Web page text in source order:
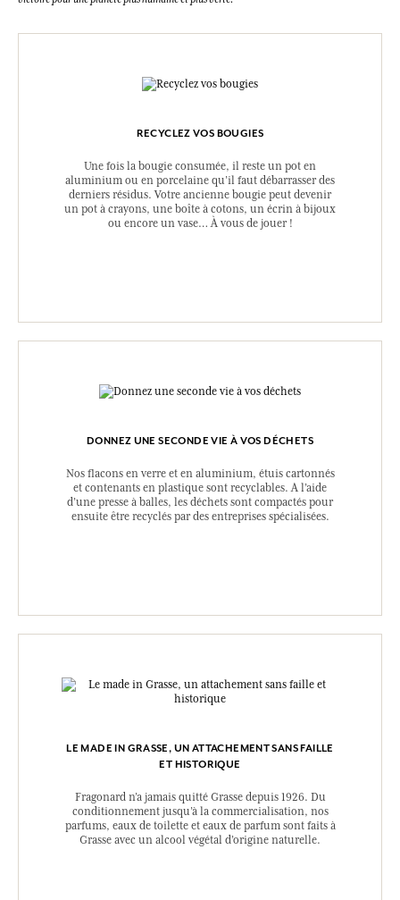
RECYCLEZ VOS BOUGIES
Une fois la bougie consumée, il reste un pot en
aluminium ou en porcelaine qu’il faut débarrasser des
derniers résidus. Votre ancienne bougie peut devenir
un pot à crayons, une boîte à cotons, un écrin à bijoux
ou encore un vase… À vous de jouer !
DONNEZ UNE SECONDE VIE À VOS DÉCHETS
Nos flacons en verre et en aluminium, étuis cartonnés
et contenants en plastique sont recyclables. A l’aide
d’une presse à balles, les déchets sont compactés pour
ensuite être recyclés par des entreprises spécialisées.
LE MADE IN GRASSE, UN ATTACHEMENT SANS FAILLE
ET HISTORIQUE
Fragonard n’a jamais quitté Grasse depuis 1926. Du
conditionnement jusqu’à la commercialisation, nos
parfums, eaux de toilette et eaux de parfum sont faits à
Grasse avec un alcool végétal d’origine naturelle.